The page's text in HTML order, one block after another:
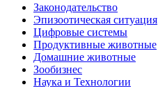
Законодательство
Эпизоотическая ситуация
Цифровые системы
Продуктивные животные
Домашние животные
Зообизнес
Наука и Технологии